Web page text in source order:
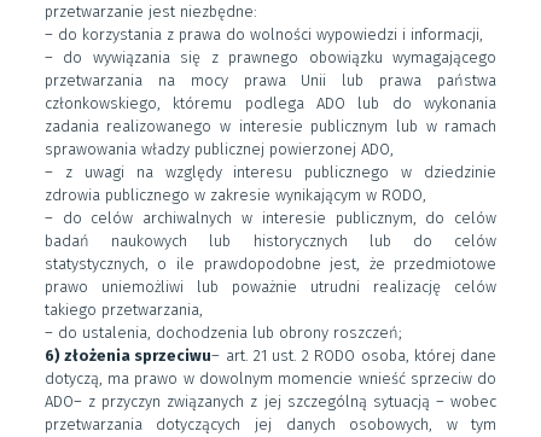
przetwarzanie jest niezbędne:
– do korzystania z prawa do wolności wypowiedzi i informacji,
– do wywiązania się z prawnego obowiązku wymagającego
przetwarzania na mocy prawa Unii lub prawa państwa
członkowskiego, któremu podlega ADO lub do wykonania
zadania realizowanego w interesie publicznym lub w ramach
sprawowania władzy publicznej powierzonej ADO,
– z uwagi na względy interesu publicznego w dziedzinie
zdrowia publicznego w zakresie wynikającym w RODO,
– do celów archiwalnych w interesie publicznym, do celów
badań naukowych lub historycznych lub do celów
statystycznych, o ile prawdopodobne jest, że przedmiotowe
prawo uniemożliwi lub poważnie utrudni realizację celów
takiego przetwarzania,
– do ustalenia, dochodzenia lub obrony roszczeń;
6) złożenia sprzeciwu– art. 21 ust. 2 RODO osoba, której dane
dotyczą, ma prawo w dowolnym momencie wnieść sprzeciw do
ADO– z przyczyn związanych z jej szczególną sytuacją – wobec
przetwarzania dotyczących jej danych osobowych, w tym